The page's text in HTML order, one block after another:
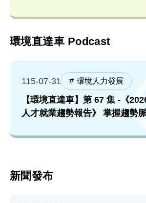
環境直達車 Podcast
115-07-31 環境人力發展
【環境直達車】第 67 集 -《
人才就業趨勢報告》 掌握趨勢
新聞發布